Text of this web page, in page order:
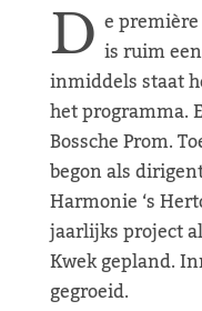
D e
is ruim
inmiddels staat
het programma.
Bossche Prom.
begon als
Harmonie ‘s
jaarlijks project
Kwek gepland.
gegroeid.